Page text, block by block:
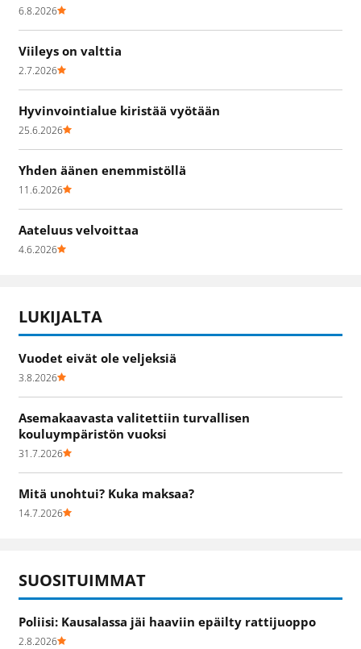
6.8.2026
Viileys on valttia
2.7.2026
Hyvinvointialue kiristää vyötään
25.6.2026
Yhden äänen enemmistöllä
11.6.2026
Aateluus velvoittaa
4.6.2026
LUKIJALTA
Vuodet eivät ole veljeksiä
3.8.2026
Asemakaavasta valitettiin turvallisen
kouluympäristön vuoksi
31.7.2026
Mitä unohtui? Kuka maksaa?
14.7.2026
SUOSITUIMMAT
Poliisi: Kausalassa jäi haaviin epäilty rattijuoppo
2.8.2026